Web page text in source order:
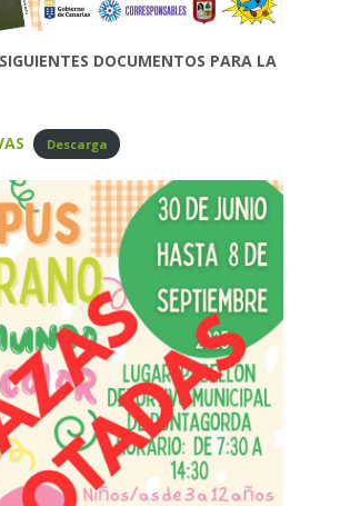
DOCUMENTOS PARA LA
Descarga